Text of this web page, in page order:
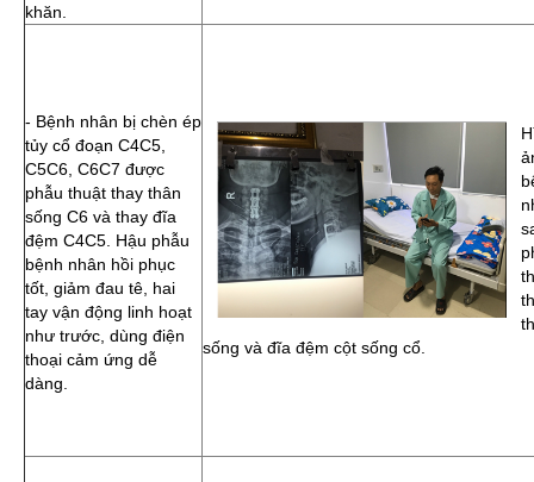
khăn.
- Bệnh nhân bị chèn ép
tủy cổ đoạn C4C5,
C5C6, C6C7 được
phẫu thuật thay thân
sống C6 và thay đĩa
đệm C4C5. Hậu phẫu
bệnh nhân hồi phục
tốt, giảm đau tê, hai
tay vận động linh hoạt
như trước, dùng điện
thoại cảm ứng dễ
dàng.
sống và đĩa đệm cột sống cổ.